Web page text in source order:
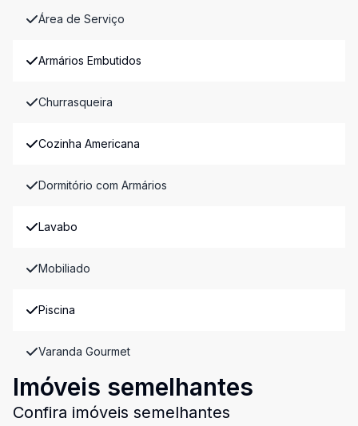
Área de Serviço
Armários Embutidos
Churrasqueira
Cozinha Americana
Dormitório com Armários
Lavabo
Mobiliado
Piscina
Varanda Gourmet
Imóveis semelhantes
Confira imóveis semelhantes